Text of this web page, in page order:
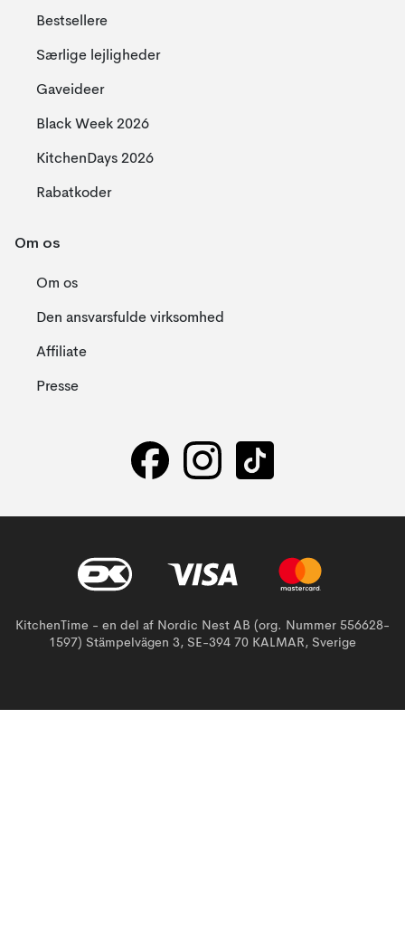
Bestsellere
Særlige lejligheder
Gaveideer
Black Week 2026
KitchenDays 2026
Rabatkoder
Om os
Om os
Den ansvarsfulde virksomhed
Affiliate
Presse
KitchenTime - en del af Nordic Nest AB (org. Nummer 556628-
1597) Stämpelvägen 3, SE-394 70 KALMAR, Sverige